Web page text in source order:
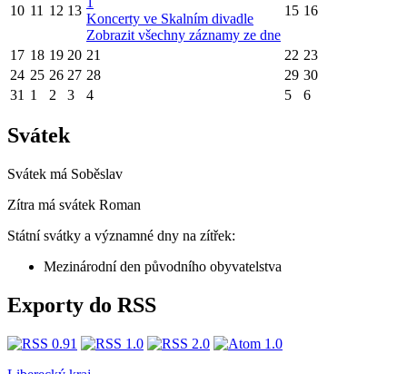
10 11 12 13
Koncerty ve Skalním divadle
Zobrazit všechny záznamy ze dne
15 16
17 18 19 20 21 22 23
24 25 26 27 28 29 30
31 1 2 3 4 5 6
Svátek
Svátek má Soběslav
Zítra má svátek Roman
Státní svátky a významné dny na zítřek:
Mezinárodní den původního obyvatelstva
Exporty do RSS